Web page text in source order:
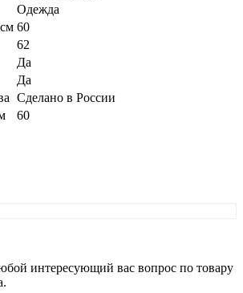
Одежда
60
62
Да
Да
Сделано в России
60
интересующий вас вопрос по товару